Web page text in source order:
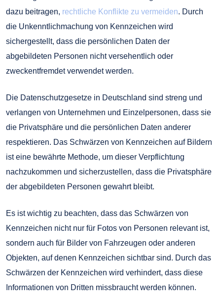
dazu beitragen, rechtliche Konflikte zu vermeiden. Durch
die Unkenntlichmachung von Kennzeichen wird
sichergestellt, dass die persönlichen Daten der
abgebildeten Personen nicht versehentlich oder
zweckentfremdet verwendet werden.
Die Datenschutzgesetze in Deutschland sind streng und
verlangen von Unternehmen und Einzelpersonen, dass sie
die Privatsphäre und die persönlichen Daten anderer
respektieren. Das Schwärzen von Kennzeichen auf Bildern
ist eine bewährte Methode, um dieser Verpflichtung
nachzukommen und sicherzustellen, dass die Privatsphäre
der abgebildeten Personen gewahrt bleibt.
Es ist wichtig zu beachten, dass das Schwärzen von
Kennzeichen nicht nur für Fotos von Personen relevant ist,
sondern auch für Bilder von Fahrzeugen oder anderen
Objekten, auf denen Kennzeichen sichtbar sind. Durch das
Schwärzen der Kennzeichen wird verhindert, dass diese
Informationen von Dritten missbraucht werden können.